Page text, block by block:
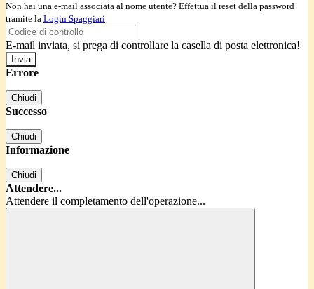
Non hai una e-mail associata al nome utente? Effettua il reset della password
tramite la Login Spaggiari
E-mail inviata, si prega di controllare la casella di posta elettronica!
Errore
Chiudi
Successo
Chiudi
Informazione
Chiudi
Attendere...
Attendere il completamento dell'operazione...